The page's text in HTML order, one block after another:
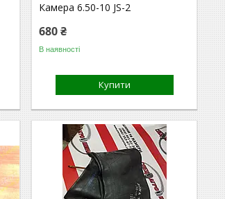
Камера 6.50-10 JS-2
680 ₴
В наявності
Купити